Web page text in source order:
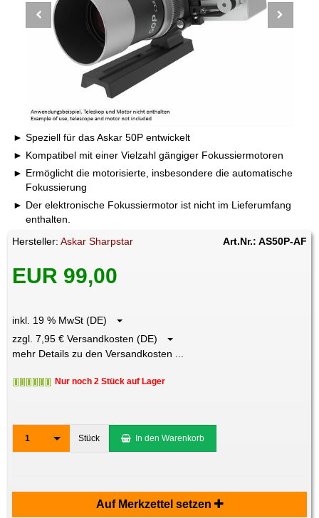
Speziell für das Askar 50P entwickelt
Kompatibel mit einer Vielzahl gängiger Fokussiermotoren
Ermöglicht die motorisierte, insbesondere die automatische
Fokussierung
Der elektronische Fokussiermotor ist nicht im Lieferumfang
enthalten.
Hersteller:Askar Sharpstar Art.Nr.: AS50P-AF
EUR 99,00
inkl. 19 % MwSt (DE)
zzgl. 7,95 € Versandkosten (DE)
mehr Details zu den Versandkosten ...
Nur noch 2 Stück auf Lager
1 Stück In den Warenkorb
Auf Merkzettel setzen